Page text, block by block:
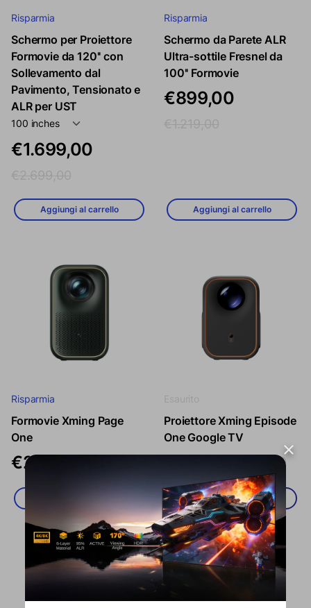
Risparmia
Schermo per Proiettore
Formovie da 120'' con
Sollevamento dal
Pavimento, Tensionato e
ALR per UST
Prezzo di vendita
€1.699,00
Prezzo regolare
Aggiungi al carrello
Risparmia
Schermo da Parete ALR
Ultra-sottile Fresnel da
100'' Formovie
Prezzo di vendita
€899,00
Prezzo
Aggiungi al carrello
Risparmia
Formovie Xming Page
One
Prezzo di vendita
€269,00
Prezzo regolare
Proiettore Xming Episode
One Google TV
Prezzo di venditaPrezzo
€299,00
Aggiungi al carrello